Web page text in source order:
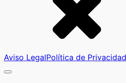
Aviso LegalPolítica de Privacidad